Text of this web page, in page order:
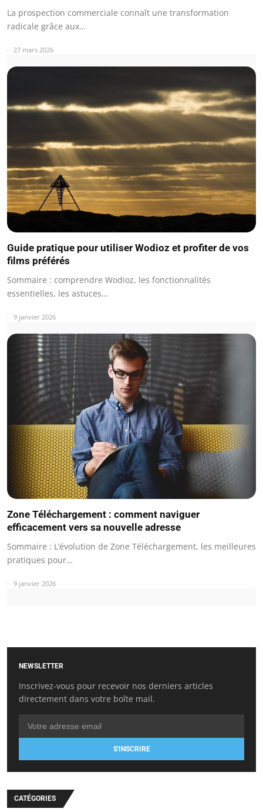
La prospection commerciale connaît une transformation
radicale grâce aux…
27 mars 2026
Guide pratique pour utiliser Wodioz et profiter de vos
films préférés
Sommaire : comprendre Wodioz, les fonctionnalités
essentielles, les astuces…
9 janvier 2026
Zone Téléchargement : comment naviguer
efficacement vers sa nouvelle adresse
Sommaire : L’évolution de Zone Téléchargement, les meilleures
pratiques pour…
9 janvier 2026
NEWSLETTER
Inscrivez-vous pour recevoir nos derniers articles
directement dans votre boîte mail.
S'INSCRIRE
CATÉGORIES